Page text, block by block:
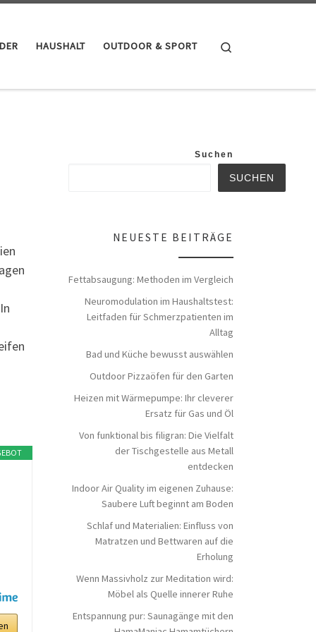
HAUSHALT OUTDOOR & SPORT
Suchen
SUCHEN
NEUESTE BEITRÄGE
Fettabsaugung: Methoden im Vergleich
Neuromodulation im Haushaltstest:
Leitfaden für Schmerzpatienten im
Alltag
Bad und Küche bewusst auswählen
Outdoor Pizzaöfen für den Garten
Heizen mit Wärmepumpe: Ihr cleverer
Ersatz für Gas und Öl
Von funktional bis filigran: Die Vielfalt
der Tischgestelle aus Metall
entdecken
Indoor Air Quality im eigenen Zuhause:
Saubere Luft beginnt am Boden
Schlaf und Materialien: Einfluss von
Matratzen und Bettwaren auf die
Erholung
Wenn Massivholz zur Meditation wird:
Möbel als Quelle innerer Ruhe
Entspannung pur: Saunagänge mit den